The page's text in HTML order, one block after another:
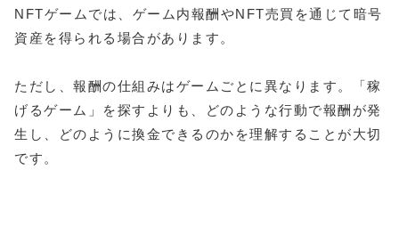
NFTゲームでは、ゲーム内報酬やNFT売買を通じて暗号
資産を得られる場合があります。
ただし、報酬の仕組みはゲームごとに異なります。「稼
げるゲーム」を探すよりも、どのような行動で報酬が発
生し、どのように換金できるのかを理解することが大切
です。